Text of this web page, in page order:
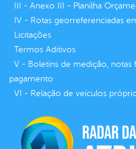
III - Anexo III - Planilha
IV - Rotas georreferenciadas
Licitações
Termos Aditivos
V - Boletins de medição, notas
pagamento
VI - Relação de veículos